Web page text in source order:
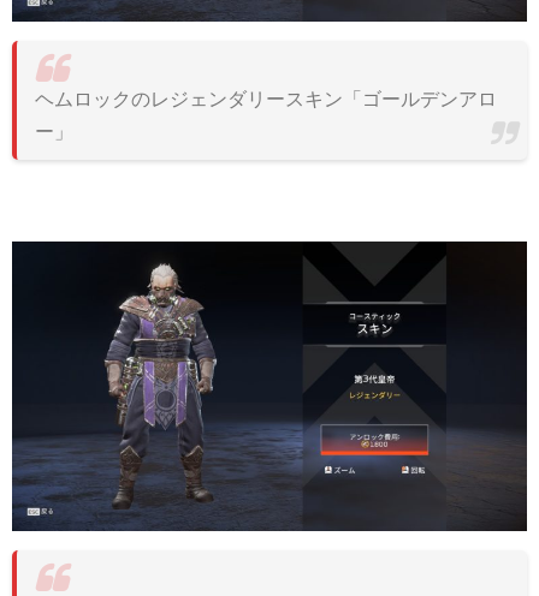
ヘムロックのレジェンダリースキン「ゴールデンアロ
ー」